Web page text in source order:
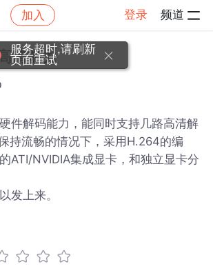
加入 登录 频道
/算法 帖子详情
清能力
件解码能力，能同时支持几路高清解
持流畅的情况下，采用H.264的编
ATI/NVIDIA集成显卡，和独立显卡分
发上来。
服务超时,请刷新
页面重试